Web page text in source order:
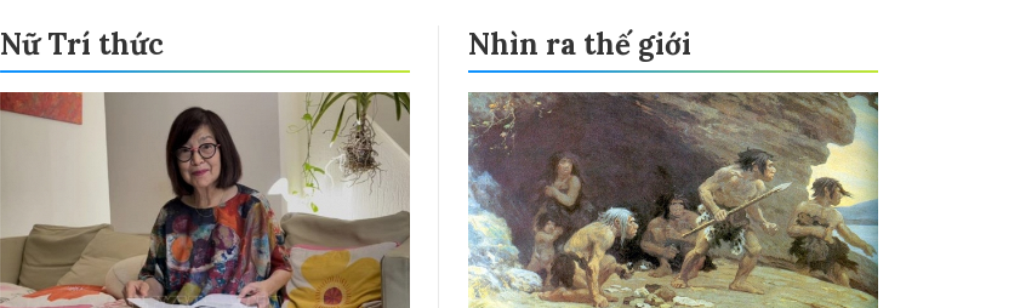
Nữ Trí thức Nhìn ra thế giới